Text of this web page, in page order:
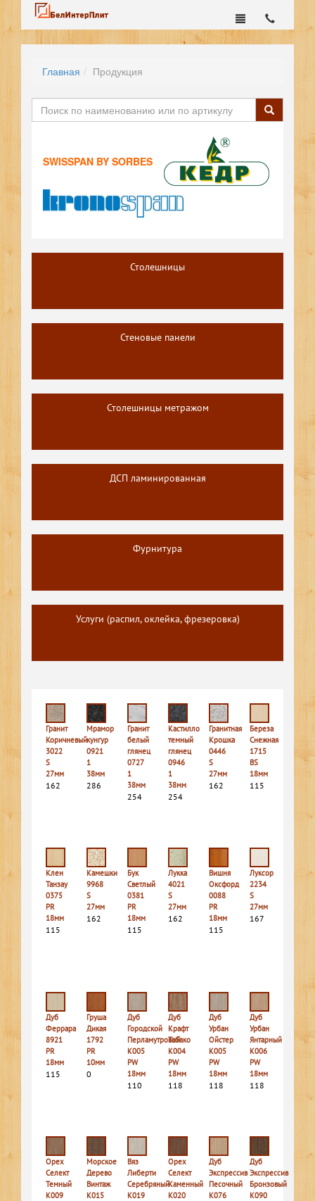
Главная Продукция
SWISSPAN BY SORBES
Столешницы
Стеновые панели
Столешницы метражом
ДСП ламинированная
Фурнитура
Услуги (распил, оклейка, фрезеровка)
Гранит
Коричневый
3022
S
27мм
162
Мрамор
кунгур
0921
1
38мм
286
Гранит
белый
глянец
0727
1
38мм
254
Кастилло
темный
глянец
0946
1
38мм
254
Гранитная
Крошка
0446
S
27мм
162
Береза
Снежная
1715
BS
18мм
115
Клен
Танзау
0375
PR
18мм
115
Камешки
9968
S
27мм
162
Бук
Светлый
0381
PR
18мм
115
Лукка
4021
S
27мм
162
Вишня
Оксфорд
0088
PR
18мм
115
Луксор
2234
S
27мм
167
Дуб
Феррара
8921
PR
18мм
115
Груша
Дикая
1792
PR
10мм
0
Дуб
Городской
Перламутровый
K005
PW
18мм
110
Дуб
Крафт
Табако
K004
PW
18мм
118
Дуб
Урбан
Ойстер
K005
PW
18мм
118
Дуб
Урбан
Янтарный
K006
PW
18мм
118
Орех
Селект
Темный
K009
Морское
Дерево
Винтаж
K015
Вяз
Либерти
Серебряный
K019
Орех
Селект
Каменный
K020
Дуб
Экспрессив
Песочный
K076
Дуб
Экспрессив
Бронзовый
K090